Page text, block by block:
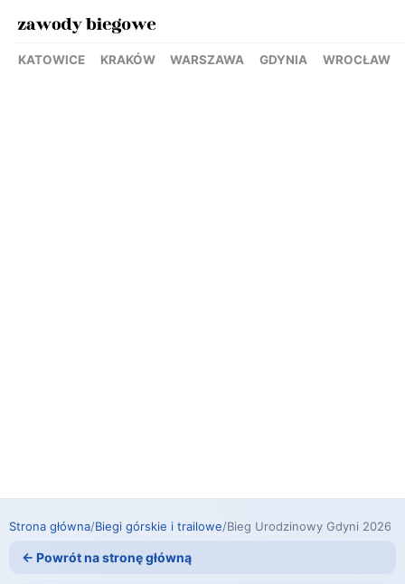
KATOWICE KRAKÓW WARSZAWA GDYNIA WROCŁAW
Strona główna/Biegi górskie i trailowe/Bieg Urodzinowy Gdyni 2026
← Powrót na stronę główną